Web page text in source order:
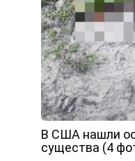
В США нашли
существа (4